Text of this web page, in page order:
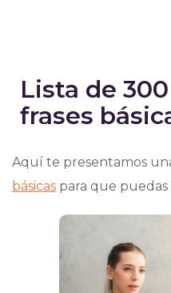
Lista de
frases
Aquí te presentamos
básicaspara que puedas